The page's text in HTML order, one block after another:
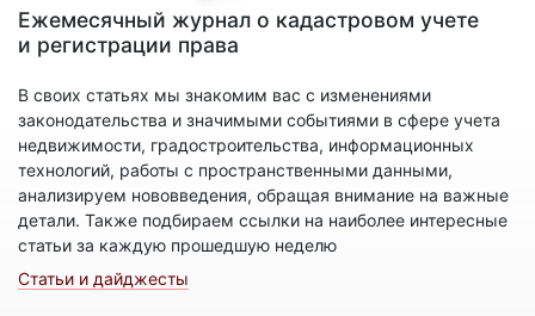
Ежемесячный журнал о кадастровом учете
и регистрации права
В своих статьях мы знакомим вас с изменениями
законодательства и значимыми событиями в сфере учета
недвижимости, градостроительства, информационных
технологий, работы с пространственными данными,
анализируем нововведения, обращая внимание на важные
детали. Также подбираем ссылки на наиболее интересные
статьи за каждую прошедшую неделю
Статьи и дайджесты